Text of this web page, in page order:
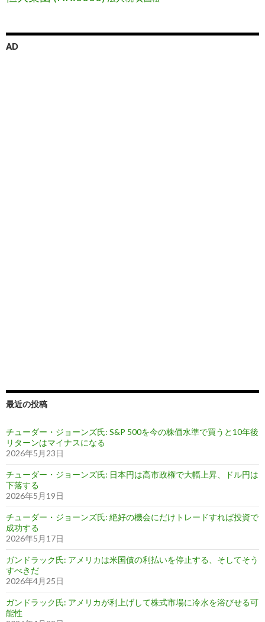
AD
最近の投稿
チューダー・ジョーンズ氏: S&P 500を今の株価水準で買うと10年後
リターンはマイナスになる
2026年5月23日
チューダー・ジョーンズ氏: 日本円は高市政権で大幅上昇、ドル円は
下落する
2026年5月19日
チューダー・ジョーンズ氏: 絶好の機会にだけトレードすれば投資で
成功する
2026年5月17日
ガンドラック氏: アメリカは米国債の利払いを停止する、そしてそう
すべきだ
2026年4月25日
ガンドラック氏: アメリカが利上げして株式市場に冷水を浴びせる可
能性